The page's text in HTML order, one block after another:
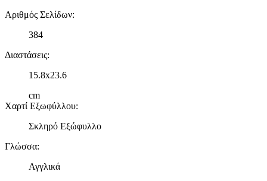
Αριθμός Σελίδων:
384
Διαστάσεις:
15.8x23.6
cm
Χαρτί Εξωφύλλου:
Σκληρό Εξώφυλλο
Γλώσσα:
Αγγλικά